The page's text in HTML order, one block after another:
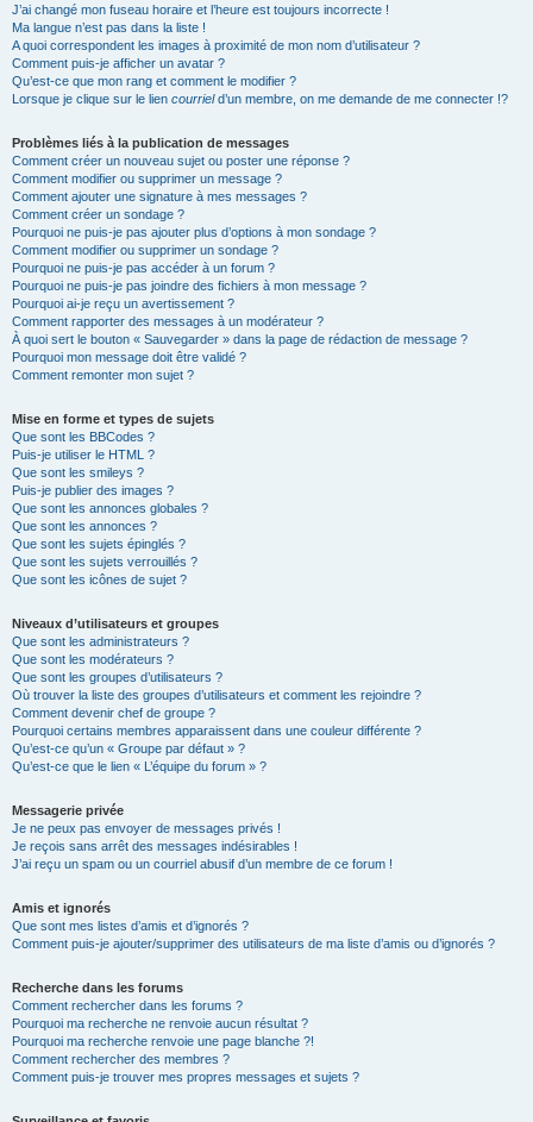
J’ai changé mon fuseau horaire et l’heure est toujours incorrecte !
Ma langue n’est pas dans la liste !
A quoi correspondent les images à proximité de mon nom d’utilisateur ?
Comment puis-je afficher un avatar ?
Qu’est-ce que mon rang et comment le modifier ?
Lorsque je clique sur le lien courrield’un membre, on me demande de me connecter !?
Problèmes liés à la publication de messages
Comment créer un nouveau sujet ou poster une réponse ?
Comment modifier ou supprimer un message ?
Comment ajouter une signature à mes messages ?
Comment créer un sondage ?
Pourquoi ne puis-je pas ajouter plus d’options à mon sondage ?
Comment modifier ou supprimer un sondage ?
Pourquoi ne puis-je pas accéder à un forum ?
Pourquoi ne puis-je pas joindre des fichiers à mon message ?
Pourquoi ai-je reçu un avertissement ?
Comment rapporter des messages à un modérateur ?
À quoi sert le bouton « Sauvegarder » dans la page de rédaction de message ?
Pourquoi mon message doit être validé ?
Comment remonter mon sujet ?
Mise en forme et types de sujets
Que sont les BBCodes ?
Puis-je utiliser le HTML ?
Que sont les smileys ?
Puis-je publier des images ?
Que sont les annonces globales ?
Que sont les annonces ?
Que sont les sujets épinglés ?
Que sont les sujets verrouillés ?
Que sont les icônes de sujet ?
Niveaux d’utilisateurs et groupes
Que sont les administrateurs ?
Que sont les modérateurs ?
Que sont les groupes d’utilisateurs ?
Où trouver la liste des groupes d’utilisateurs et comment les rejoindre ?
Comment devenir chef de groupe ?
Pourquoi certains membres apparaissent dans une couleur différente ?
Qu’est-ce qu’un « Groupe par défaut » ?
Qu’est-ce que le lien « L’équipe du forum » ?
Messagerie privée
Je ne peux pas envoyer de messages privés !
Je reçois sans arrêt des messages indésirables !
J’ai reçu un spam ou un courriel abusif d’un membre de ce forum !
Amis et ignorés
Que sont mes listes d’amis et d’ignorés ?
Comment puis-je ajouter/supprimer des utilisateurs de ma liste d’amis ou d’ignorés ?
Recherche dans les forums
Comment rechercher dans les forums ?
Pourquoi ma recherche ne renvoie aucun résultat ?
Pourquoi ma recherche renvoie une page blanche ?!
Comment rechercher des membres ?
Comment puis-je trouver mes propres messages et sujets ?